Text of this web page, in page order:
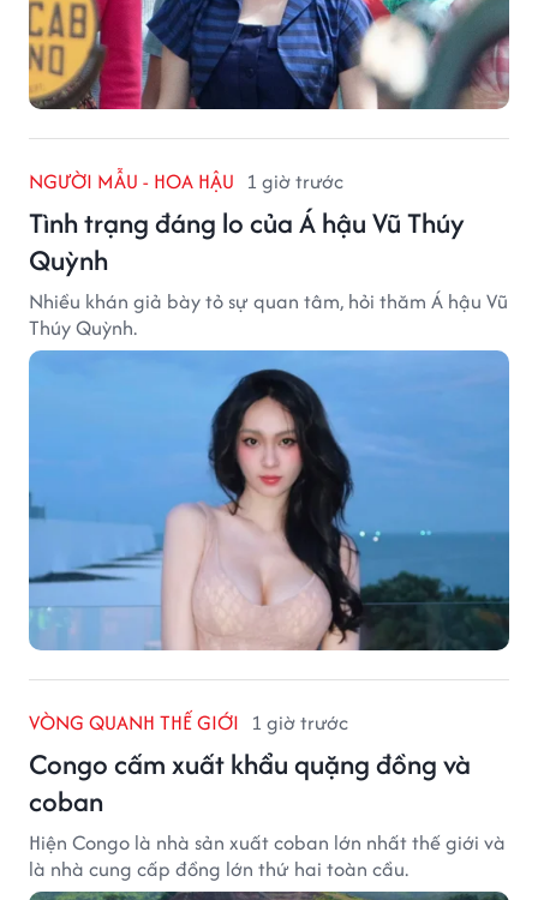
NGƯỜI MẪU - HOA HẬU 1 giờ trước
Tình trạng đáng lo của Á hậu Vũ Thúy
Quỳnh
Nhiều khán giả bày tỏ sự quan tâm, hỏi thăm Á hậu Vũ
Thúy Quỳnh.
VÒNG QUANH THẾ GIỚI 1 giờ trước
Congo cấm xuất khẩu quặng đồng và
coban
Hiện Congo là nhà sản xuất coban lớn nhất thế giới và
là nhà cung cấp đồng lớn thứ hai toàn cầu.